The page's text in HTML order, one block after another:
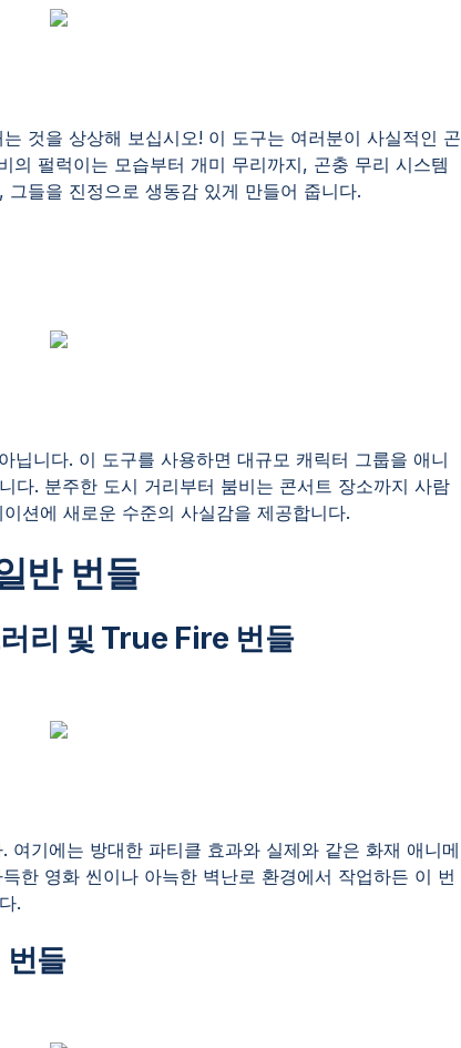
것을 상상해 보십시오! 이 도구는 여러분이 사실적인 곤
의 펄럭이는 모습부터 개미 무리까지, 곤충 무리 시스템
들을 진정으로 생동감 있게 만들어 줍니다.
닙니다. 이 도구를 사용하면 대규모 캐릭터 그룹을 애니
다. 분주한 도시 거리부터 붐비는 콘서트 장소까지 사람
션에 새로운 수준의 사실감을 제공합니다.
반 번들
리 및 True Fire 번들
여기에는 방대한 파티클 효과와 실제와 같은 화재 애니메
한 영화 씬이나 아늑한 벽난로 환경에서 작업하든 이 번
.
들